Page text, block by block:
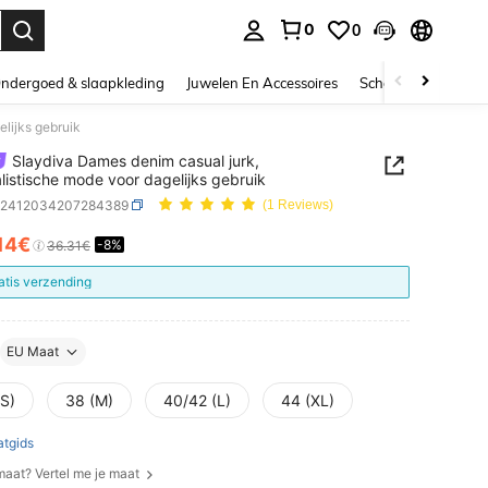
0 0
& slaapkleding Juwelen En Accessoires Schoonheid &
gebruik
Slaydiva Dames denim casual jurk,
mode voor dagelijks gebruik
(1 Reviews)
AND AVAILABILITY
36.31€ -8%
verzending
EU Maat
38 (M) 40/42 (L) 44 (XL)
Vertel me je maat